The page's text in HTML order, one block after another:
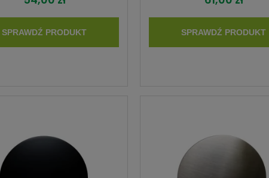
SPRAWDŹ PRODUKT SPRAWDŹ PRODUKT